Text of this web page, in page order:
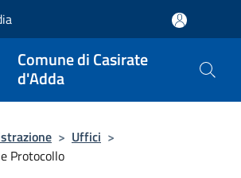
Comune di Casirate
d'Adda
> Uffici >
Protocollo